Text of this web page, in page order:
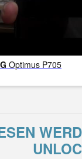
Optimus P705